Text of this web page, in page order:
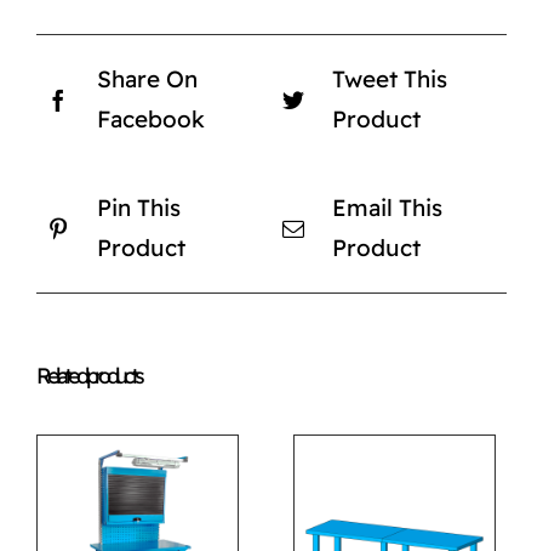
Share On
Facebook
Tweet This
Product
Pin This
Product
Email This
Product
Related products